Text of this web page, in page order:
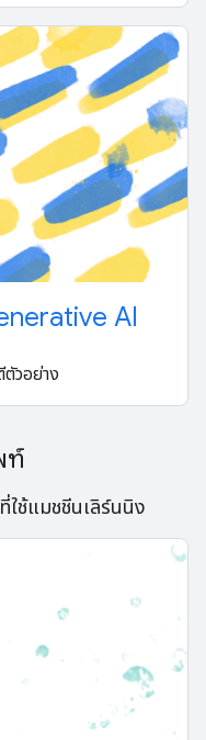
AI
วอย่าง
ท์
ช้แมชชีนเลิร์นนิง